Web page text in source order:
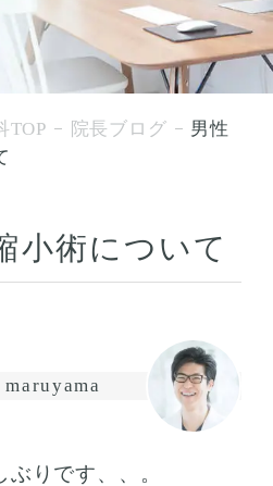
TOP 院長ブログ
男性
小術について
りです、、。